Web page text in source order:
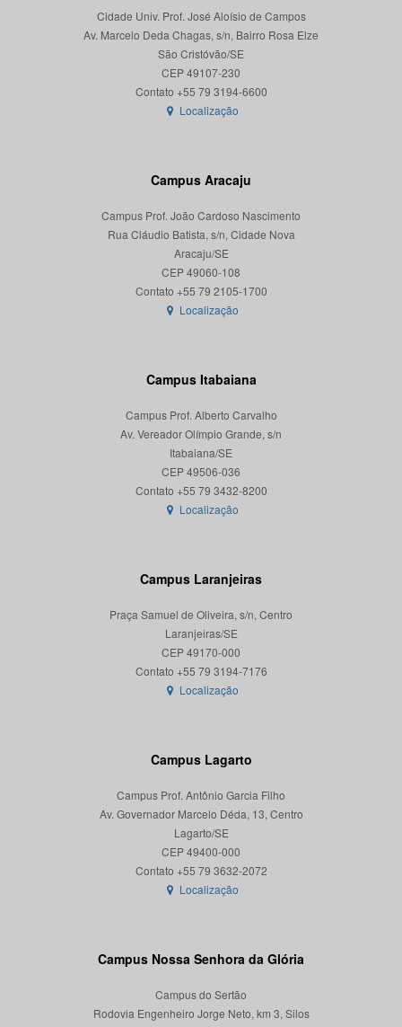
Cidade Univ. Prof. José Aloísio de Campos
Av. Marcelo Deda Chagas, s/n, Bairro Rosa Elze
São Cristóvão/SE
CEP 49107-230
Localização
Campus Aracaju
Campus Prof. João Cardoso Nascimento
Rua Cláudio Batista, s/n, Cidade Nova
Aracaju/SE
CEP 49060-108
Localização
Campus Itabaiana
Campus Prof. Alberto Carvalho
Av. Vereador Olímpio Grande, s/n
Itabaiana/SE
CEP 49506-036
Localização
Campus Laranjeiras
Praça Samuel de Oliveira, s/n, Centro
Laranjeiras/SE
CEP 49170-000
Localização
Campus Lagarto
Campus Prof. Antônio Garcia Filho
Av. Governador Marcelo Déda, 13, Centro
Lagarto/SE
CEP 49400-000
Localização
Campus Nossa Senhora da Glória
Campus do Sertão
Rodovia Engenheiro Jorge Neto, km 3, Silos